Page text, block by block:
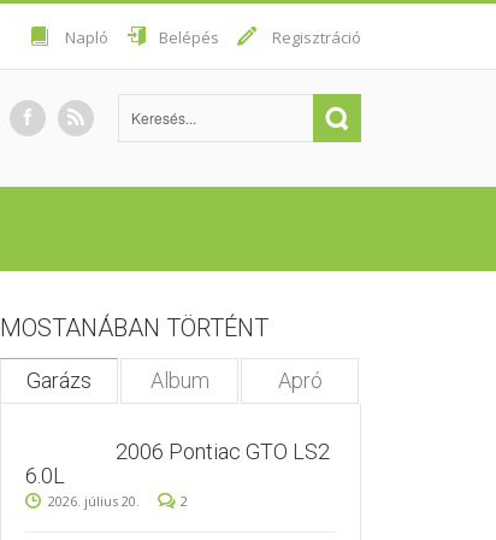
Napló Belépés Regisztráció
MOSTANÁBAN TÖRTÉNT
Garázs Album Apró
2006 Pontiac GTO LS2
6.0L
2026. július 20. 2